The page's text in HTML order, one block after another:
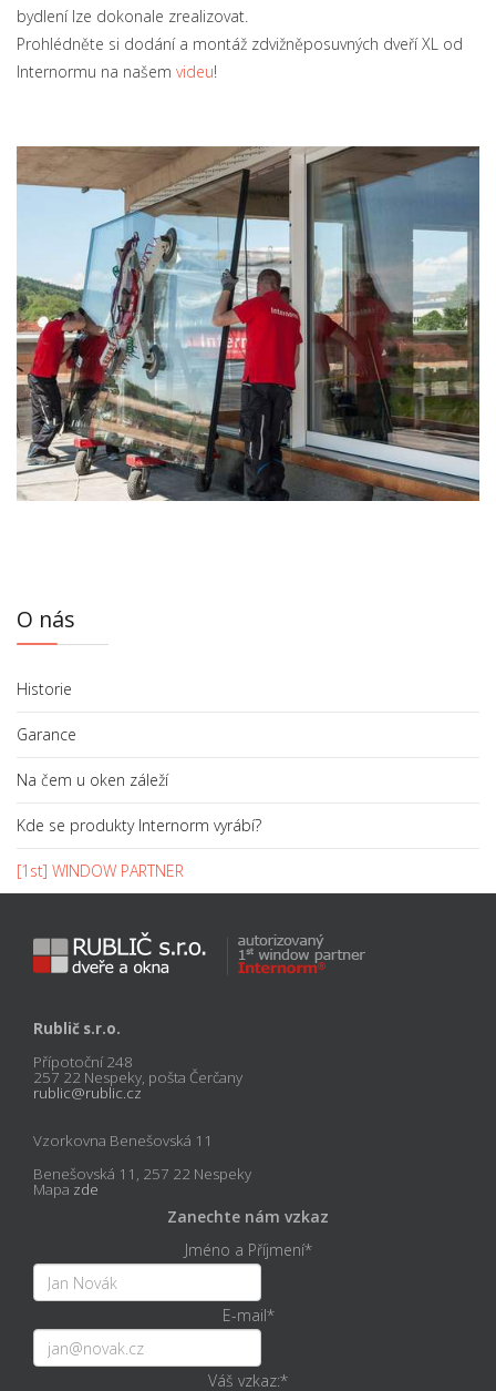
bydlení lze dokonale zrealizovat.
Prohlédněte si dodání a montáž zdvižněposuvných dveří XL od
Internormu na našem videu!
O nás
Historie
Garance
Na čem u oken záleží
Kde se produkty Internorm vyrábí?
[1st] WINDOW PARTNER
Rublič s.r.o.
Přípotoční 248
257 22 Nespeky, pošta Čerčany
rublic@rublic.cz
Vzorkovna Benešovská 11
Benešovská 11, 257 22 Nespeky
Mapa zde
Zanechte nám vzkaz
Jméno a Příjmení*
E-mail*
Váš vzkaz:*